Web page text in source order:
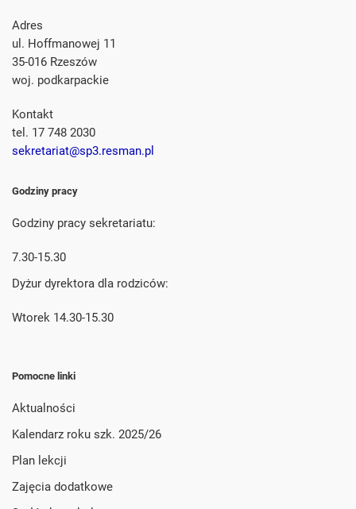
Adres
ul. Hoffmanowej 11
35-016 Rzeszów
woj. podkarpackie
Kontakt
tel. 17 748 2030
sekretariat@sp3.resman.pl
Godziny pracy
Godziny pracy sekretariatu:
7.30-15.30
Dyżur dyrektora dla rodziców:
Wtorek 14.30-15.30
Pomocne linki
Aktualności
Kalendarz roku szk. 2025/26
Plan lekcji
Zajęcia dodatkowe